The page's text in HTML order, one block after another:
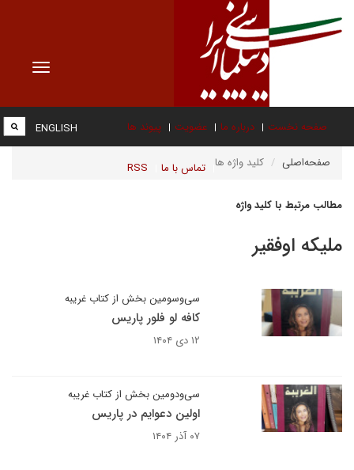
Toggle
صفحه نخست درباره ما عضویت پیوند ها
تماس با ما RSS
ENGLISH
صفحه‌اصلی کلید واژه ها
مطالب مرتبط با کلید واژه
ملیکه اوفقیر
سی‌وسومین بخش از کتاب غریبه
کافه لو فلور پاریس
۱۲ دی ۱۴۰۴
سی‌ودومین بخش از کتاب غریبه
اولین دعوایم در پاریس
۰۷ آذر ۱۴۰۴